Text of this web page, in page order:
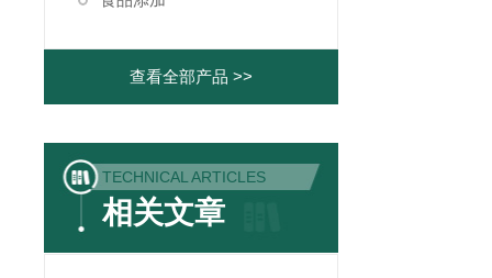
查看全部产品 >>
TECHNICAL ARTICLES
相关文章